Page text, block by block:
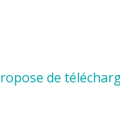
de